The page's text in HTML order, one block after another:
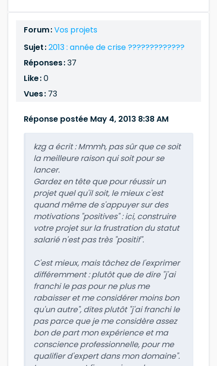
Forum :Vos projets
Sujet :2013 : année de crise ?????????????
Réponses :37
Like :0
Vues : 73
Réponse postée May 4, 2013 8:38 AM
kzg a écrit :Mmmh, pas sûr que ce soit
la meilleure raison qui soit pour se
lancer.
Gardez en tête que pour réussir un
projet quel qu'il soit, le mieux c'est
quand même de s'appuyer sur des
motivations "positives" : ici, construire
votre projet sur la frustration du statut
salarié n'est pas très "positif".
C'est mieux, mais tâchez de l'exprimer
différemment : plutôt que de dire "j'ai
franchi le pas pour ne plus me
rabaisser et me considérer moins bon
qu'un autre", dites plutôt "j'ai franchi le
pas parce que je me considère assez
bon de part mon expérience et ma
conscience professionnelle, pour me
qualifier d'expert dans mon domaine".